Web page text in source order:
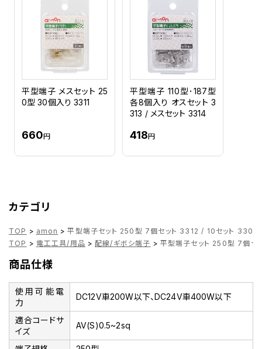
平型端子 メスセット 25
0型 30個入り 3311
660円
平型端子 110型･187型
各8個入り オスセット 3
313 / メスセット 3314
418円
カテゴリ
TOP > amon > 平型端子セット 250型 7個セット 3312 / 10セット
TOP > 電工工具/用品 > 配線/ギボシ端子 > 平型端子セット 250型 7個
商品仕様
使用可能電
力
DC12V車200W以下、DC24V車400W以下
適合コードサ
イズ
AV(S)0.5~2sq